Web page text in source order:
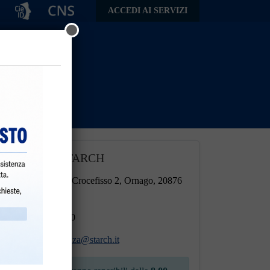
ACCEDI AI SERVIZI
Riferimenti STARCH
Via Crocefisso 2, Ornago, 20876
(MB)
039.62.860
assistenza@starch.it